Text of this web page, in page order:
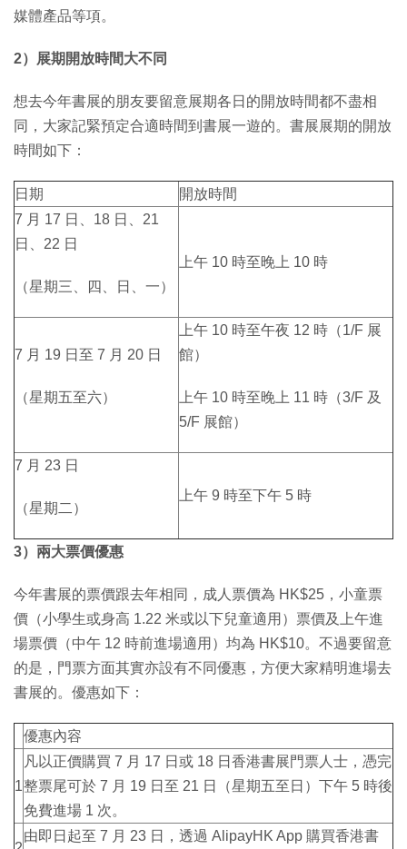
媒體產品等項。
2）展期開放時間大不同
想去今年書展的朋友要留意展期各日的開放時間都不盡相
同，大家記緊預定合適時間到書展一遊的。書展展期的開放
時間如下：
日期
開放時間
7 月 17 日、18 日、21
日、22 日
（星期三、四、日、一）
上午 10 時至晚上 10 時
7 月 19 日至 7 月 20 日
（星期五至六）
上午 10 時至午夜 12 時（1/F 展
館）
上午 10 時至晚上 11 時（3/F 及
5/F 展館）
7 月 23 日
（星期二）
上午 9 時至下午 5 時
3）兩大票價優惠
今年書展的票價跟去年相同，成人票價為 HK$25，小童票
價（小學生或身高 1.22 米或以下兒童適用）票價及上午進
場票價（中午 12 時前進場適用）均為 HK$10。不過要留意
的是，門票方面其實亦設有不同優惠，方便大家精明進場去
書展的。優惠如下：
優惠內容
1
凡以正價購買 7 月 17 日或 18 日香港書展門票人士，憑完
整票尾可於 7 月 19 日至 21 日（星期五至日）下午 5 時後
免費進場 1 次。
由即日起至 7 月 23 日，透過 AlipayHK App 購買香港書